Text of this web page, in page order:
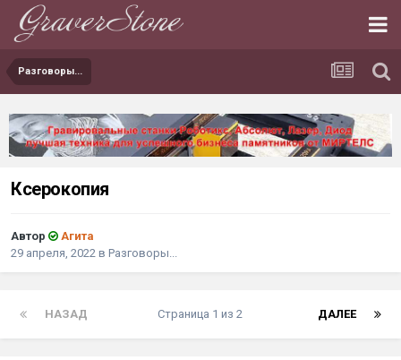
Разговоры...
Ксерокопия
Автор
Агита
29 апреля, 2022 в Разговоры...
НАЗАД ДАЛЕЕ
Страница 1 из 2